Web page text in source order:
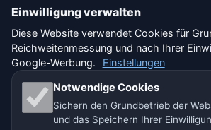
🇩🇪 Wetter Deutschland
🇨🇭 Wetter Schweiz
Unsere Wetterseiten:
🇨🇿 Tschechien 🇭🇷 Kroatien
Einwilligung verwalten
Diese Website verwendet Cookies für
Reichweitenmessung und nach Ihrer
Google-Werbung.
Einstellungen
Notwendige Cookies
Sichern den Grundbetrieb der
und das Speichern Ihrer